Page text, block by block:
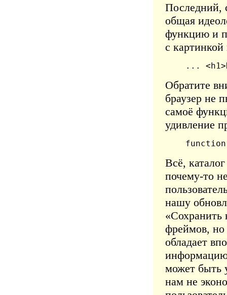
Последний,
общая
функцию и
с
...
Обратите
браузер не
самоё
удивление
Всё,
почему-то
нашу
«Сохранить
фреймов, но
обладает
может быть
нам не